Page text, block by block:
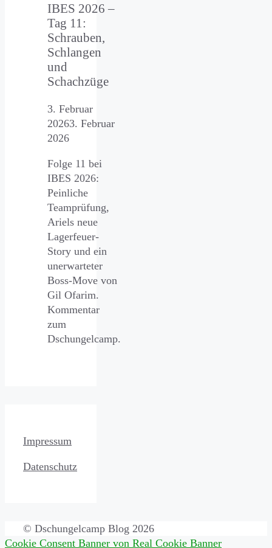
IBES 2026 –
Tag 11:
Schrauben,
Schlangen
und
Schachzüge
3. Februar
20263. Februar
2026
Folge 11 bei
IBES 2026:
Peinliche
Teamprüfung,
Ariels neue
Lagerfeuer-
Story und ein
unerwarteter
Boss-Move von
Gil Ofarim.
Kommentar
zum
Dschungelcamp.
Impressum
Datenschutz
© Dschungelcamp Blog 2026
Cookie Consent Banner von Real Cookie Banner